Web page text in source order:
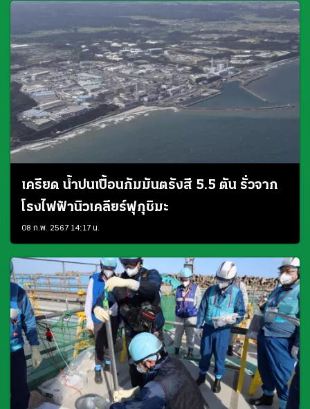
เครียด น้ำปนเปื้อนกัมมันตรังสี 5.5 ตัน รั่วจาก
โรงไฟฟ้านิวเคลียร์ฟุกุชิมะ
08 ก.พ. 2567 14:17 น.